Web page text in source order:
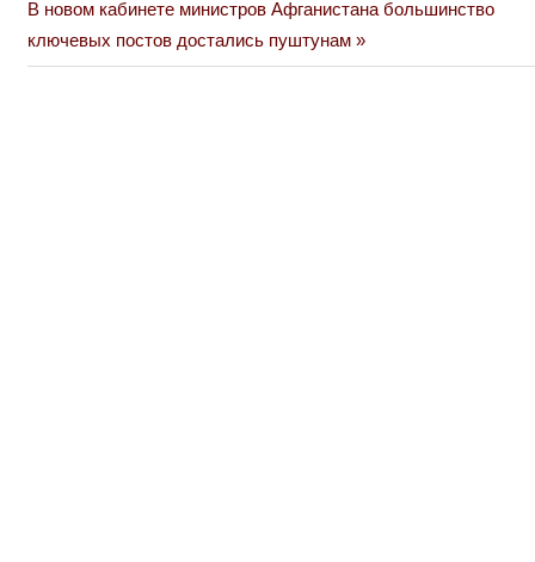
записям
Next
Post:
В новом кабинете министров Афганистана большинство
ключевых постов достались пуштунам